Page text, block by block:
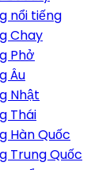
nổi tiếng
Chay
Phở
Âu
Nhật
Thái
Hàn Quốc
Trung Quốc